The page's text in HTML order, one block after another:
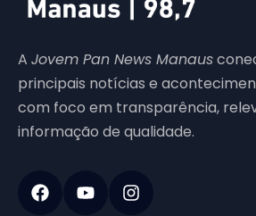
A Jovem Pan News Manaus
principais notícias e
com foco em transparência,
informação de qualidade.